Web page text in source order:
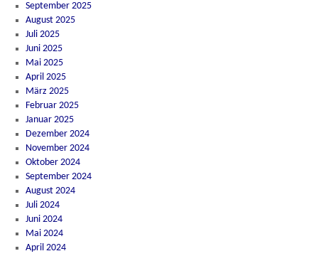
September 2025
August 2025
Juli 2025
Juni 2025
Mai 2025
April 2025
März 2025
Februar 2025
Januar 2025
Dezember 2024
November 2024
Oktober 2024
September 2024
August 2024
Juli 2024
Juni 2024
Mai 2024
April 2024